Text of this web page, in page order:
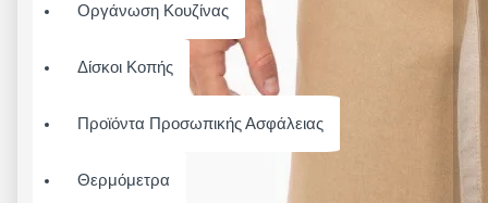
Οργάνωση Κουζίνας
Δίσκοι Κοπής
Προϊόντα Προσωπικής Ασφάλειας
Θερμόμετρα